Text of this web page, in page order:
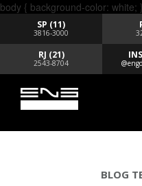
body { background-color: white; }
SP (11)
3816-3000
RJ (21)
2543-8704
BLOG